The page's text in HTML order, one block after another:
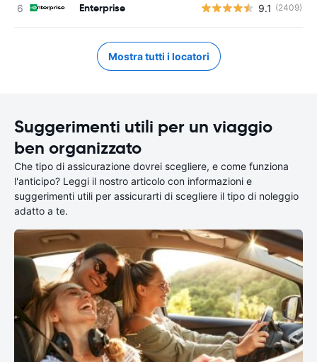
Enterprise 9.1 (2409)
Mostra tutti i locatori
Suggerimenti utili per un viaggio
ben organizzato
Che tipo di assicurazione dovrei scegliere, e come funziona
l'anticipo? Leggi il nostro articolo con informazioni e
suggerimenti utili per assicurarti di scegliere il tipo di noleggio
adatto a te.